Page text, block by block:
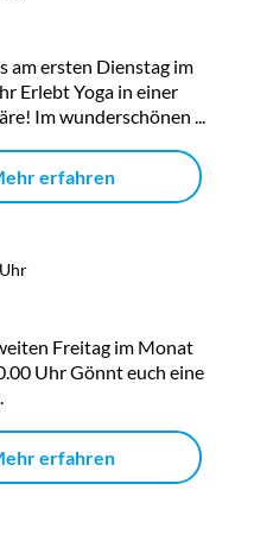
am ersten Dienstag im
Erlebt Yoga in einer
Im wunderschönen ...
erfahren
Freitag im Monat
Uhr Gönnt euch eine
erfahren